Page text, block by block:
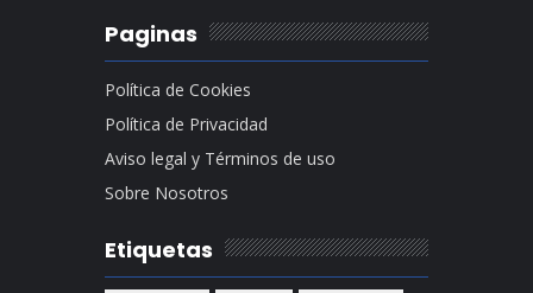
Paginas
Política de Cookies
Política de Privacidad
Aviso legal y Términos de uso
Sobre Nosotros
Etiquetas